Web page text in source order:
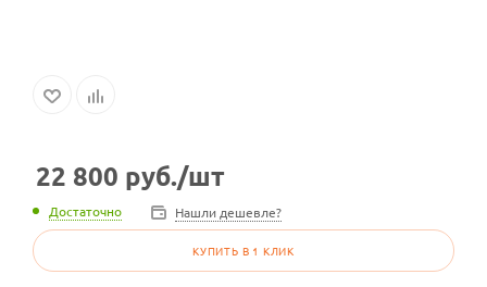
22 800 руб./шт
Достаточно Нашли дешевле?
КУПИТЬ В 1 КЛИК